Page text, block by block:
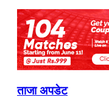
ताजा अपडेट